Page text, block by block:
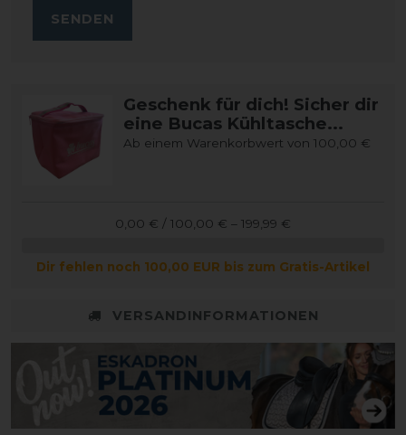
SENDEN
Geschenk für dich! Sicher dir
eine Bucas Kühltasche...
Ab einem Warenkorbwert von 100,00 €
0,00 € / 100,00 € – 199,99 €
Dir fehlen noch 100,00 EUR bis zum Gratis-Artikel
VERSANDINFORMATIONEN